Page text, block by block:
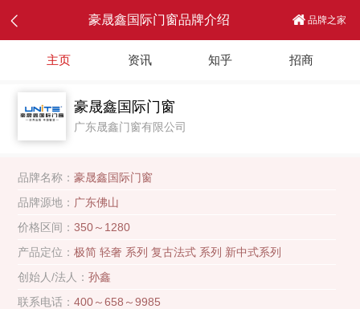
豪晟鑫国际门窗品牌介绍 品牌之家
主页 资讯 知乎 招商
豪晟鑫国际门窗
广东晟鑫门窗有限公司
品牌名称：豪晟鑫国际门窗
品牌源地： 广东佛山
价格区间：350～1280
产品定位：极简 轻奢 系列 复古法式 系列 新中式系列
创始人/法人：孙鑫
联系电话：400～658～9985